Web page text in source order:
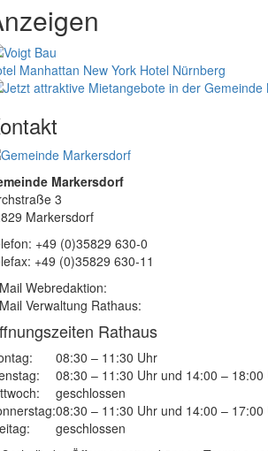
Manhattan New York Hotel Nürnberg
Markersdorf
3
Markersdorf
+49 (0)35829 630-0
+49 (0)35829 630-11
Webredaktion:
Verwaltung Rathaus:
Rathaus
08:30 – 11:30 Uhr
08:30 – 11:30 Uhr und 14:00 – 18:00
geschlossen
08:30 – 11:30 Uhr und 14:00 – 17:00
geschlossen